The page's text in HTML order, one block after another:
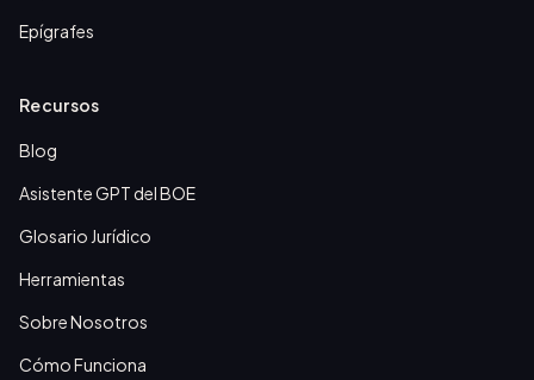
Epígrafes
Recursos
Blog
Asistente GPT del BOE
Glosario Jurídico
Herramientas
Sobre Nosotros
Cómo Funciona